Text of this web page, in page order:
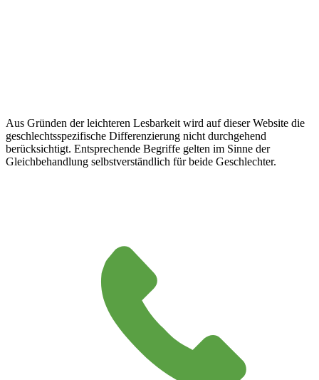
Aus Gründen der leichteren Lesbarkeit wird auf dieser Website die
geschlechtsspezifische Differenzierung nicht durchgehend
berücksichtigt. Entsprechende Begriffe gelten im Sinne der
Gleichbehandlung selbstverständlich für beide Geschlechter.